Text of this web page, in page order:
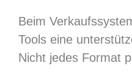
Beim
Tools eine
Nicht jedes Format